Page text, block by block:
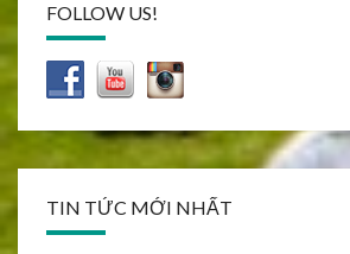
FOLLOW US!
TIN TỨC MỚI NHẤT